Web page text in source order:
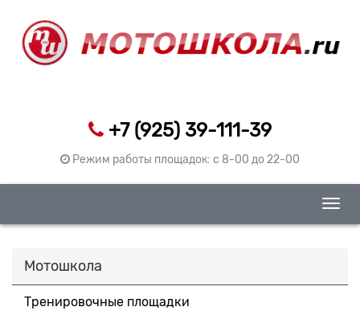
+7 (925) 39-111-39
Режим работы площадок: c 8-00 до 22-00
Мотошкола
Тренировочные площадки